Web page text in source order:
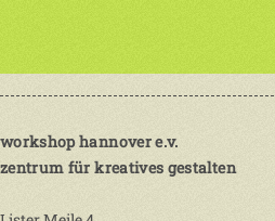
workshop hannover e.v.
zentrum für kreatives gestalten